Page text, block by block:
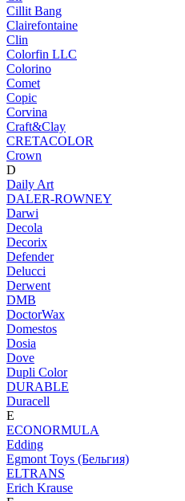
Cillit Bang
Clairefontaine
Clin
Colorfin LLC
Colorino
Comet
Copic
Corvina
Craft&Clay
CRETACOLOR
Crown
D
Daily Art
DALER-ROWNEY
Darwi
Decola
Decorix
Defender
Delucci
Derwent
DMB
DoctorWax
Domestos
Dosia
Dove
Dupli Color
DURABLE
Duracell
E
ECONORMULA
Edding
Egmont Toys (Бельгия)
ELTRANS
Erich Krause